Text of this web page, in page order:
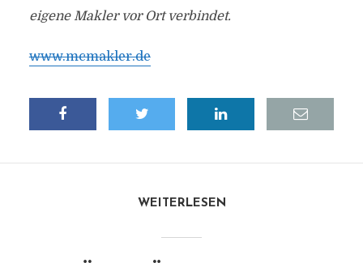
eigene Makler vor Ort verbindet.
www.mcmakler.de
WEITERLESEN